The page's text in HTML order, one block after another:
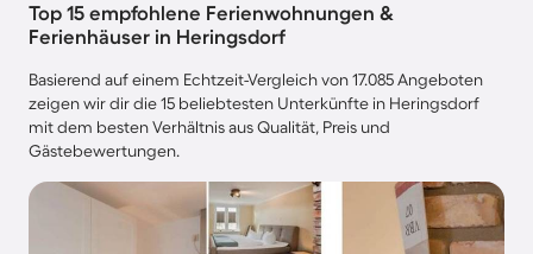
Top 15 empfohlene Ferienwohnungen &
Ferienhäuser in Heringsdorf
Basierend auf einem Echtzeit-Vergleich von 17.085 Angeboten
zeigen wir dir die 15 beliebtesten Unterkünfte in Heringsdorf
mit dem besten Verhältnis aus Qualität, Preis und
Gästebewertungen.